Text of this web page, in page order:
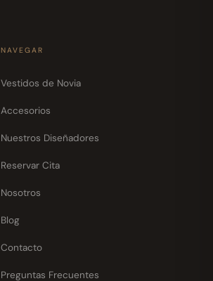
NAVEGAR
Vestidos de Novia
Accesorios
Nuestros Diseñadores
Reservar Cita
Nosotros
Blog
Contacto
Preguntas Frecuentes